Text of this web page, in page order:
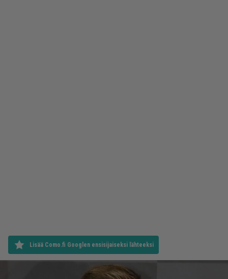
Lisää Como.fi Googlen ensisijaiseksi lähteeksi